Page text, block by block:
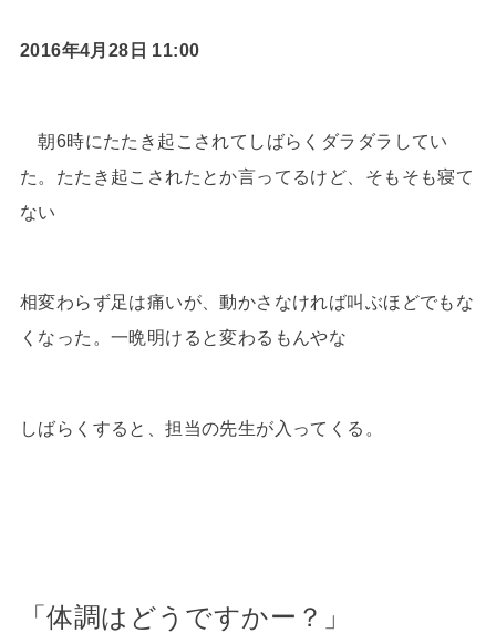
2016年4月28日 11:00
朝6時にたたき起こされてしばらくダラダラしてい
た。たたき起こされたとか言ってるけど、そもそも寝て
ない
相変わらず足は痛いが、動かさなければ叫ぶほどでもな
くなった。一晩明けると変わるもんやな
しばらくすると、担当の先生が入ってくる。
「体調はどうですかー？」